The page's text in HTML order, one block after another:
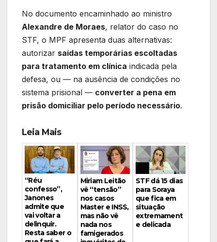
No documento encaminhado ao ministro
Alexandre de Moraes, relator do caso no
STF, o MPF apresenta duas alternativas:
autorizar saídas temporárias escoltadas
para tratamento em clínica indicada pela
defesa, ou — na ausência de condições no
sistema prisional — converter a pena em
prisão domiciliar pelo período necessário.
Leia Mais
“Réu
confesso”,
Janones
admite que
vai voltar a
delinquir.
Resta saber o
Miriam Leitão
vê “tensão”
nos casos
Master e INSS,
mas não vê
nada nos
famigerados
STF dá 15 dias
para Soraya
que fica em
situação
extremament
e delicada